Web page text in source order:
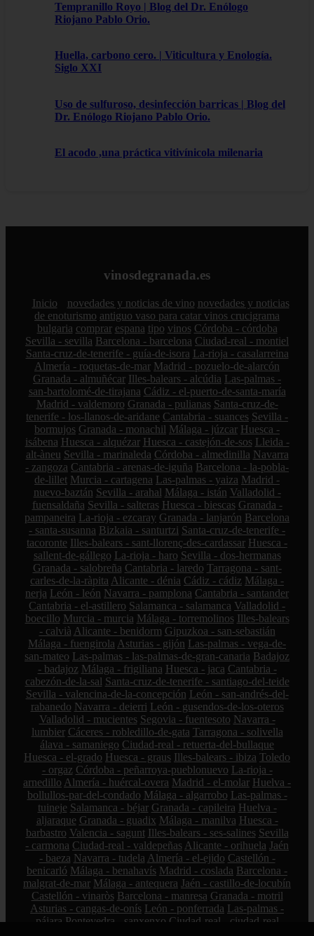
Tempranillo Royo | Blog del Dr. Enólogo
Riojano Pablo Orio.
Huella, carbono cero. | Viticultura y Enología.
Siglo XXI
Uso de sulfuroso, desinfección barricas | Blog del
Dr. Enólogo Riojano Pablo Orio.
El acodo ,una práctica vitivínicola milenaria
vinosdegranada.es
Inicio novedades y noticias de vino novedades y noticias
de enoturismo antiguo vaso para catar vinos crucigrama
bulgaria comprar espana tipo vinos Córdoba - córdoba
Sevilla - sevilla Barcelona - barcelona Ciudad-real - montiel
Santa-cruz-de-tenerife - guía-de-isora La-rioja - casalarreina
Almería - roquetas-de-mar Madrid - pozuelo-de-alarcón
Granada - almuñécar Illes-balears - alcúdia Las-palmas -
san-bartolomé-de-tirajana Cádiz - el-puerto-de-santa-maría
Madrid - valdemoro Granada - pulianas Santa-cruz-de-
tenerife - los-llanos-de-aridane Cantabria - suances Sevilla -
bormujos Granada - monachil Málaga - júzcar Huesca -
isábena Huesca - alquézar Huesca - castejón-de-sos Lleida -
alt-àneu Sevilla - marinaleda Córdoba - almedinilla Navarra
- zangoza Cantabria - arenas-de-iguña Barcelona - la-pobla-
de-lillet Murcia - cartagena Las-palmas - yaiza Madrid -
nuevo-baztán Sevilla - arahal Málaga - istán Valladolid -
fuensaldaña Sevilla - salteras Huesca - biescas Granada -
pampaneira La-rioja - ezcaray Granada - lanjarón Barcelona
- santa-susanna Bizkaia - santurtzi Santa-cruz-de-tenerife -
tacoronte Illes-balears - sant-llorenç-des-cardassar Huesca -
sallent-de-gállego La-rioja - haro Sevilla - dos-hermanas
Granada - salobreña Cantabria - laredo Tarragona - sant-
carles-de-la-ràpita Alicante - dénia Cádiz - cádiz Málaga -
nerja León - león Navarra - pamplona Cantabria - santander
Cantabria - el-astillero Salamanca - salamanca Valladolid -
boecillo Murcia - murcia Málaga - torremolinos Illes-balears
- calvià Alicante - benidorm Gipuzkoa - san-sebastián
Málaga - fuengirola Asturias - gijón Las-palmas - vega-de-
san-mateo Las-palmas - las-palmas-de-gran-canaria Badajoz
- badajoz Málaga - frigiliana Huesca - jaca Cantabria -
cabezón-de-la-sal Santa-cruz-de-tenerife - santiago-del-teide
Sevilla - valencina-de-la-concepción León - san-andrés-del-
rabanedo Navarra - deierri León - gusendos-de-los-oteros
Valladolid - mucientes Segovia - fuentesoto Navarra -
lumbier Cáceres - robledillo-de-gata Tarragona - solivella
álava - samaniego Ciudad-real - retuerta-del-bullaque
Huesca - el-grado Huesca - graus Illes-balears - ibiza Toledo
- orgaz Córdoba - peñarroya-pueblonuevo La-rioja -
arnedillo Almería - huércal-overa Madrid - el-molar Huelva -
bollullos-par-del-condado Málaga - algarrobo Las-palmas -
tuineje Salamanca - béjar Granada - capileira Huelva -
aljaraque Granada - guadix Málaga - manilva Huesca -
barbastro Valencia - sagunt Illes-balears - ses-salines Sevilla
- carmona Ciudad-real - valdepeñas Alicante - orihuela Jaén
- baeza Navarra - tudela Almería - el-ejido Castellón -
benicarló Málaga - benahavís Madrid - coslada Barcelona -
malgrat-de-mar Málaga - antequera Jaén - castillo-de-locubín
Castellón - vinaròs Barcelona - manresa Granada - motril
Asturias - cangas-de-onís León - ponferrada Las-palmas -
pájara Pontevedra - sanxenxo Ciudad-real - ciudad-real